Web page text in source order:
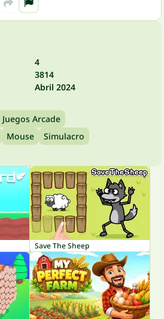
4
3814
Abril 2024
Juegos Arcade
Mouse Simulacro
Save The Sheep